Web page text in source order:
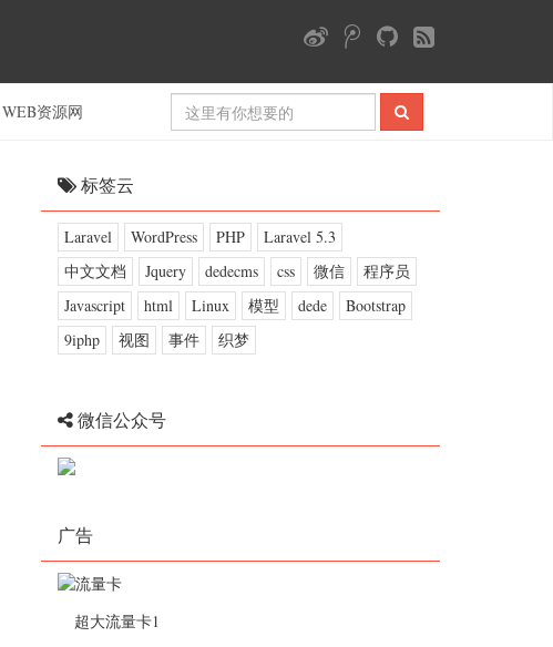
WEB资源网
标签云
Laravel WordPress PHP
Laravel 5.3
中文文档
Jquery dedecms css 微信
程序员
Javascript
html Linux 模型 dede
Bootstrap
9iphp
视图 事件 织梦
微信公众号
广告
超大流量卡1